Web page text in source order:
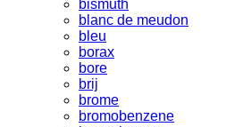
bismuth
blanc de meudon
bleu
borax
bore
brij
brome
bromobenzene